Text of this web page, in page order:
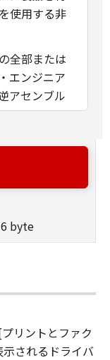
使用する非
全部または
エンジニア
アセンブル
イセンサー
の特定の目
ェアに関し
グジャパ
イセンサー
的な損失、
においても
byte
リントとファク
されるドライバ